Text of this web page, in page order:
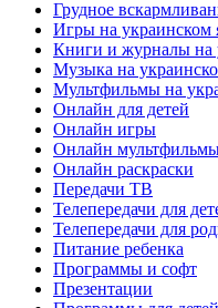
Грудное
Игры на украинском
Книги и журналы на
Музыка на
Мультфильмы на
Онлайн для детей
Онлайн игры
Онлайн
Онлайн раскраски
Передачи ТВ
Телепередачи для
Телепередачи для
Питание ребенка
Программы и софт
Презентации